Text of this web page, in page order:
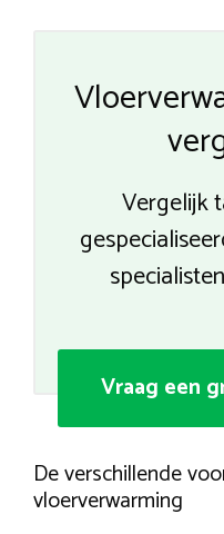
Vergelijk
Vraag een
De verschillende
vloerverwarming